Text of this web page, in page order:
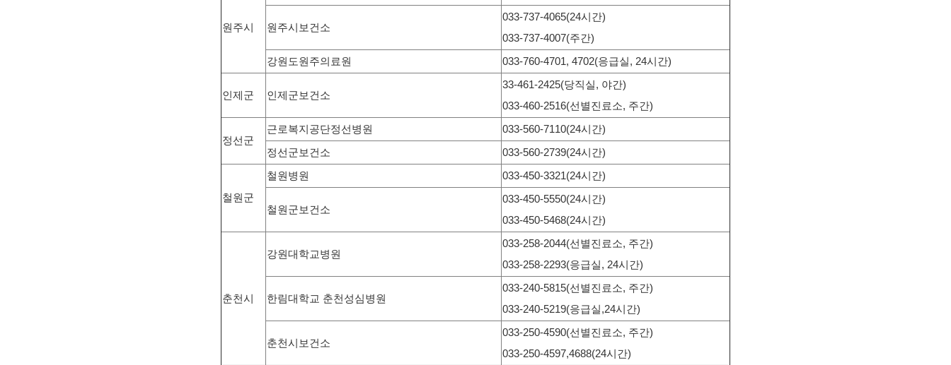
원주시 원주시보건소
033-737-4065(24시간)
033-737-4007(주간)
강원도원주의료원
033-760-4701, 4702(응급실, 24시간)
인제군 인제군보건소
33-461-2425(당직실, 야간)
033-460-2516(선별진료소, 주간)
정선군
근로복지공단정선병원
033-560-7110(24시간)
정선군보건소
033-560-2739(24시간)
철원군
철원병원 033-450-3321(24시간)
철원군보건소
033-450-5550(24시간)
033-450-5468(24시간)
춘천시
강원대학교병원
033-258-2044(선별진료소, 주간)
033-258-2293(응급실, 24시간)
한림대학교 춘천성심병원
033-240-5815(선별진료소, 주간)
033-240-5219(응급실,24시간)
춘천시보건소
033-250-4590(선별진료소, 주간)
033-250-4597,4688(24시간)